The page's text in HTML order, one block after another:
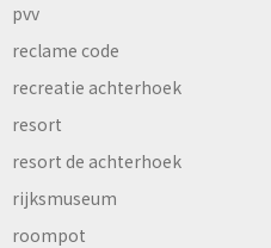
pvv
reclame code
recreatie achterhoek
resort
resort de achterhoek
rijksmuseum
roompot